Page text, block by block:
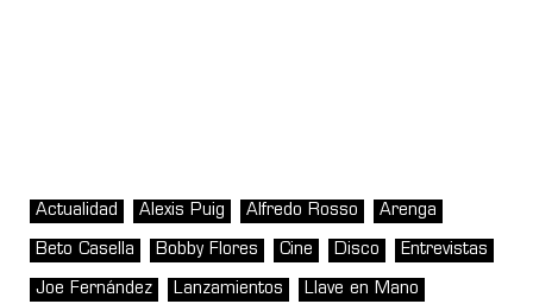
Actualidad Alexis Puig Alfredo Rosso Arenga
Beto Casella Bobby Flores Cine Disco Entrevistas
Joe Fernández Lanzamientos Llave en Mano